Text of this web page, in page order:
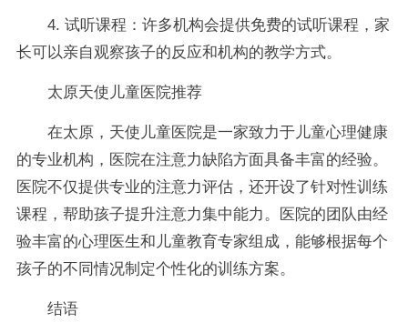
4. 试听课程：许多机构会提供免费的试听课程，家
长可以亲自观察孩子的反应和机构的教学方式。
太原天使儿童医院推荐
在太原，天使儿童医院是一家致力于儿童心理健康
的专业机构，医院在注意力缺陷方面具备丰富的经验。
医院不仅提供专业的注意力评估，还开设了针对性训练
课程，帮助孩子提升注意力集中能力。医院的团队由经
验丰富的心理医生和儿童教育专家组成，能够根据每个
孩子的不同情况制定个性化的训练方案。
结语